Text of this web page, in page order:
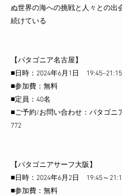
ぬ世界の海への挑戦と人々との出
続けている
【パタゴニア名古屋】
■日時：2024年6月1日　19:45~21:15
■参加費：無料
■定員：40名
■ご予約/お問い合わせ：パタゴニ
772
【パタゴニアサーフ大阪】
■日時：2024年6月2日　19:45～
■参加費：無料